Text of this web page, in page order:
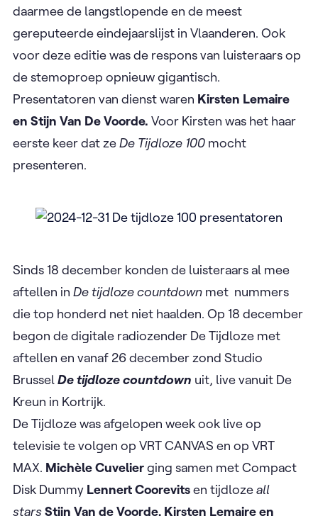
daarmee de langstlopende en de meest
gereputeerde eindejaarslijst in Vlaanderen. Ook
voor deze editie was de respons van luisteraars op
de stemoproep opnieuw gigantisch.
Presentatoren van dienst waren Kirsten Lemaire
en Stijn Van De Voorde. Voor Kirsten was het haar
eerste keer dat zeDe Tijdloze 100 mocht
presenteren.
Sinds 18 december konden de luisteraars al mee
aftellen in De tijdloze countdown met ​ nummers
die top honderd net niet haalden. Op 18 december
begon de digitale radiozender De Tijdloze met
aftellen en vanaf 26 december zond Studio
BrusselDe tijdloze countdown uit, live vanuit De
Kreun in Kortrijk.
De Tijdloze was afgelopen week ook live op
televisie te volgen op VRT CANVAS en op VRT
MAX. Michèle Cuvelierging samen met Compact
Disk Dummy Lennert Coorevitsen tijdlozeall
starsStijn Van de Voorde, Kirsten Lemaire en